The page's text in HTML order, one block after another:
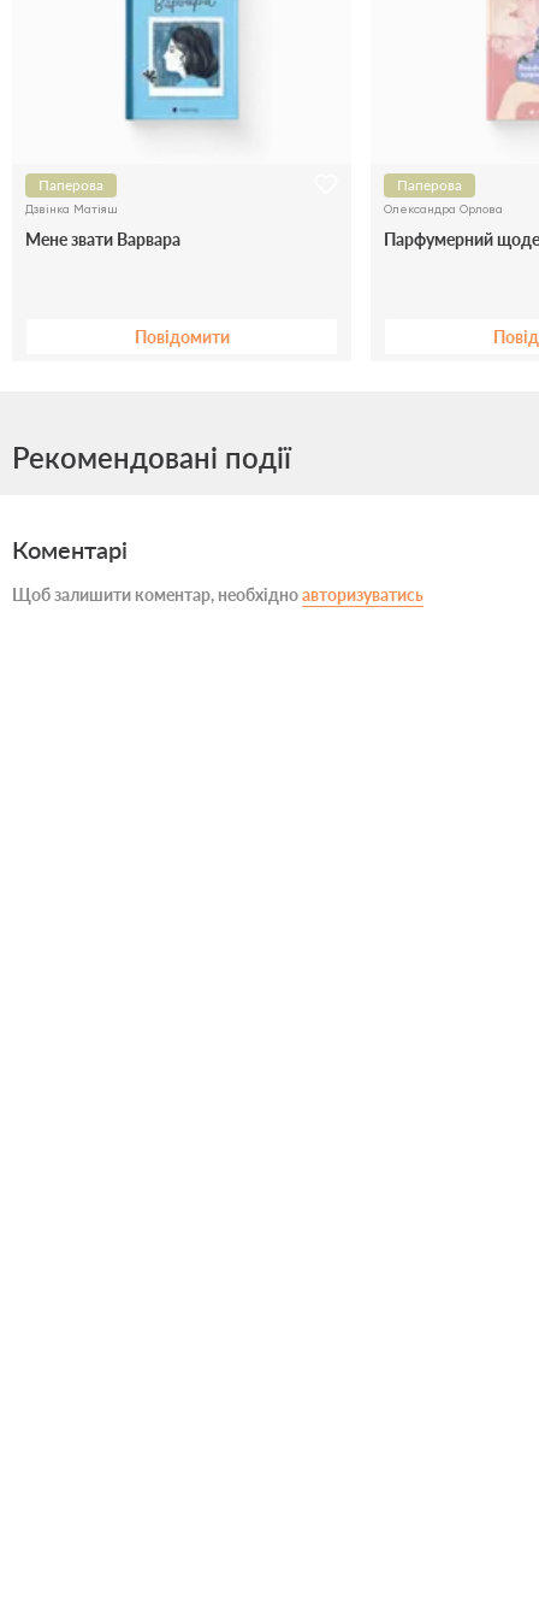
Паперова
Дзвінка Матіяш
Мене звати Варвара
Повідомити
Паперова
Олександра Орлова
Парфумерний
Рекомендовані події
Коментарі
Щоб залишити коментар, необхідноавторизуватись